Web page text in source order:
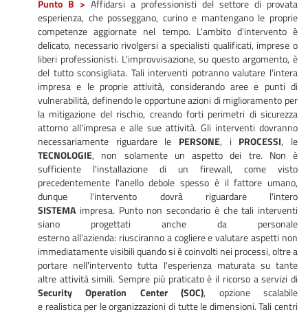
Punto B > Affidarsi a professionisti del settore di provata
esperienza, che posseggano, curino e mantengano le proprie
competenze aggiornate nel tempo. L'ambito d'intervento è
delicato, necessario rivolgersi a specialisti qualificati, imprese o
liberi professionisti. L'improvvisazione, su questo argomento, è
del tutto sconsigliata. Tali interventi potranno valutare l'intera
impresa e le proprie attività, considerando aree e punti di
vulnerabilità, definendo le opportune azioni di miglioramento per
la mitigazione del rischio, creando forti perimetri di sicurezza
attorno all'impresa e alle sue attività. Gli interventi dovranno
necessariamente riguardare le PERSONE, i PROCESSI, le
TECNOLOGIE, non solamente un aspetto dei tre. Non è
sufficiente l'installazione di un firewall, come visto
precedentemente l'anello debole spesso è il fattore umano,
dunque l'intervento dovrà riguardare l'intero
SISTEMA impresa. Punto non secondario è che tali interventi
siano progettati anche da personale
esterno all'azienda: riusciranno a cogliere e valutare aspetti non
immediatamente visibili quando si è coinvolti nei processi, oltre a
portare nell'intervento tutta l'esperienza maturata su tante
altre attività simili. Sempre più praticato è il ricorso a servizi di
Security Operation Center (SOC), opzione scalabile
e realistica per le organizzazioni di tutte le dimensioni. Tali centri